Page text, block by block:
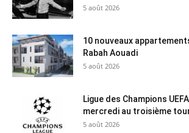
5 août 2026
10 nouveaux
Rabah Aouadi
5 août 2026
Ligue des Champions
mercredi au troisième
5 août 2026